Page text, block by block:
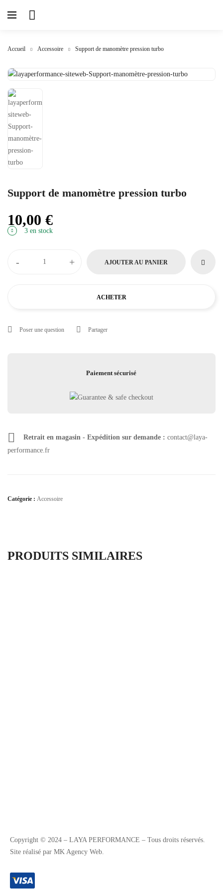
Accueil Accessoire Support de manomètre pression turbo
Support de manomètre pression turbo
10,00 €
3 en stock
- + AJOUTER AU PANIER
ACHETER
Poser une question Partager
Paiement sécurisé
Retrait en magasin - Expédition sur demande : contact@laya-
performance.fr
Catégorie : Accessoire
PRODUITS SIMILAIRES
Copyright © 2024 – LAYA PERFORMANCE – Tous droits réservés.
Site réalisé par MK Agency Web.